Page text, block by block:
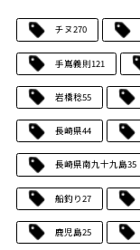
チヌ270
手嶌義則121
岩橋稔55
長崎県44
長崎県南九十九島35
船釣り27
鹿児島25